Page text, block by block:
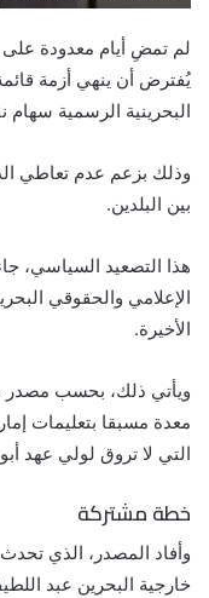
لم تمضِ أيام معدودة على
البحرينية الرسمية
وذلك بزعم عدم تعاطي
بين البلدين.
هذا التصعيد السياسي،
الإعلامي والحقوقي
الأخيرة.
ويأتي ذلك، بحسب
معدة مسبقا بتعليمات
التي لا تروق لولي عهد
خطة مشتركة
وأفاد المصدر، الذي
خارجية البحرين عبد